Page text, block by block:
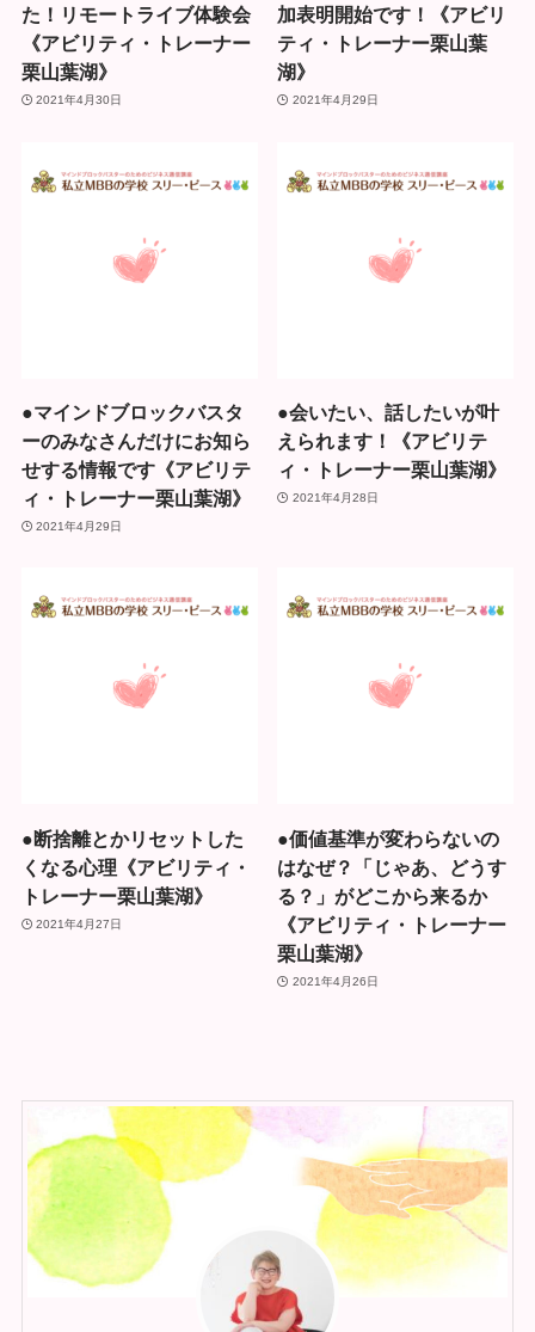
た！リモートライブ体験会
《アビリティ・トレーナー
栗山葉湖》
2021年4月30日
加表明開始です！《アビリ
ティ・トレーナー栗山葉
湖》
2021年4月29日
●マインドブロックバスタ
ーのみなさんだけにお知ら
せする情報です《アビリテ
ィ・トレーナー栗山葉湖》
2021年4月29日
●会いたい、話したいが叶
えられます！《アビリテ
ィ・トレーナー栗山葉湖》
2021年4月28日
●断捨離とかリセットした
くなる心理《アビリティ・
トレーナー栗山葉湖》
2021年4月27日
●価値基準が変わらないの
はなぜ？「じゃあ、どうす
る？」がどこから来るか
《アビリティ・トレーナー
栗山葉湖》
2021年4月26日